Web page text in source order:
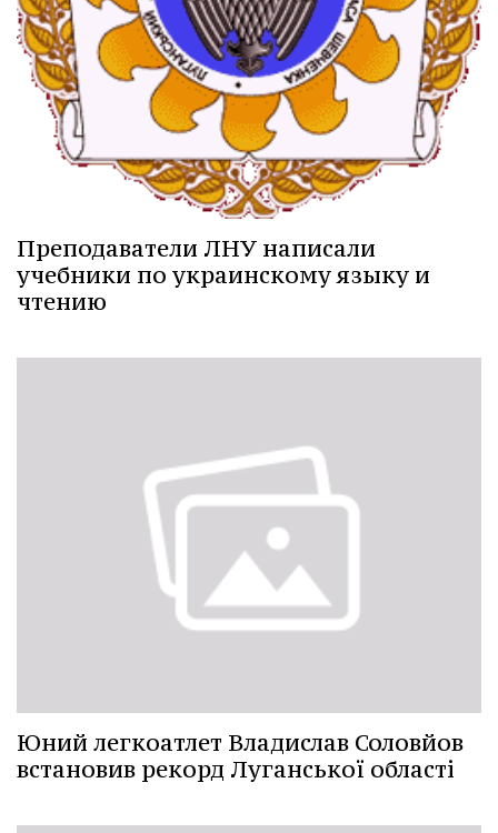
Преподаватели ЛНУ написали
учебники по украинскому языку и
чтению
Юний легкоатлет Владислав Соловйов
встановив рекорд Луганської області